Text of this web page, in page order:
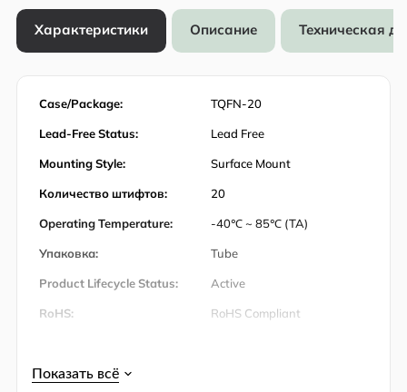
Характеристики Описание Техническая
Case/Package: TQFN-20
Lead-Free Status: Lead Free
Mounting Style: Surface Mount
Количество штифтов: 20
Operating Temperature: -40℃ ~ 85℃ (TA)
Упаковка: Tube
Product Lifecycle Status: Active
RoHS: RoHS Compliant